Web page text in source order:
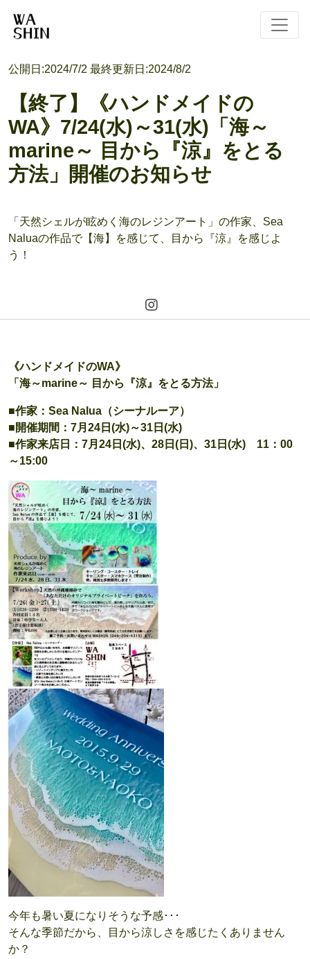
公開日:2024/7/2 最終更新日:2024/8/2
【終了】《ハンドメイドの
WA》7/24(水)～31(水)「海～
marine～ 目から『涼』をとる
方法」開催のお知らせ
「天然シェルが眩めく海のレジンアート」の作家、Sea
Naluaの作品で【海】を感じて、目から『涼』を感じよ
う！
《ハンドメイドのWA》
「海～marine～ 目から『涼』をとる方法」
■作家：Sea Nalua（シーナルーア）
■開催期間：7月24日(水)～31日(水)
■作家来店日：7月24日(水)、28日(日)、31日(水) 11：00
～15:00
今年も暑い夏になりそうな予感･･･
そんな季節だから、目から涼しさを感じたくありません
か？